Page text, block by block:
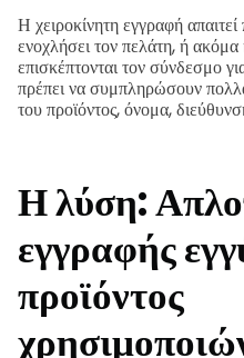
Η χειροκίνητη εγγραφή
ενοχλήσει τον πελάτη, ή ακόμα
επισκέπτονται τον σύνδεσμο
πρέπει να συμπληρώσουν
του προϊόντος, όνομα,
Η λύση:
εγγραφής
προϊόντος